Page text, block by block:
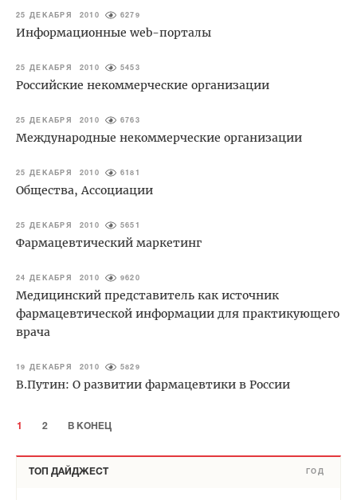
25 ДЕКАБРЯ 2010 6279
Информационные web-порталы
25 ДЕКАБРЯ 2010 5453
Российские некоммерческие организации
25 ДЕКАБРЯ 2010 6763
Международные некоммерческие организации
25 ДЕКАБРЯ 2010 6181
Общества, Ассоциации
25 ДЕКАБРЯ 2010 5651
Фармацевтический маркетинг
24 ДЕКАБРЯ 2010 9620
Медицинский представитель как источник
фармацевтической информации для практикующего
врача
19 ДЕКАБРЯ 2010 5829
В.Путин: О развитии фармацевтики в России
1 2 В КОНЕЦ
ТОП ДАЙДЖЕСТ ГОД